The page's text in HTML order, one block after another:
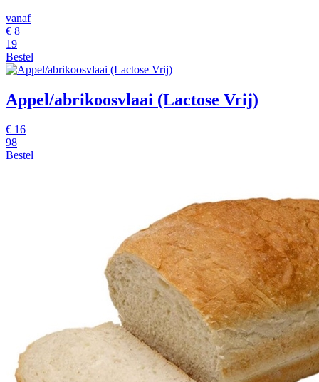
vanaf
€ 8
19
Bestel
Appel/abrikoosvlaai (Lactose Vrij)
€ 16
98
Bestel